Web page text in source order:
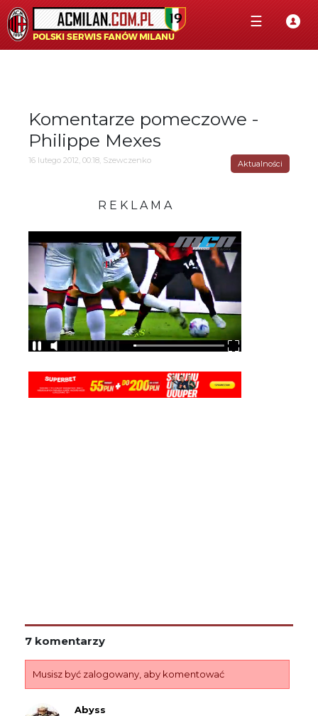
☰
Komentarze pomeczowe -
Philippe Mexes
16 lutego 2012, 00:18, Szewczenko Aktualności
R E K L A M A
7 komentarzy
Musisz być zalogowany, aby komentować
Abyss